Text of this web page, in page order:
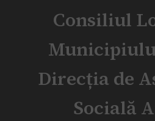
Consiliul
Direcția de
Socială